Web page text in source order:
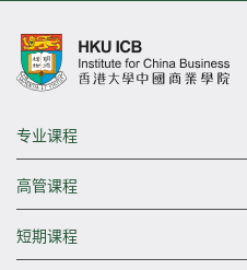
专业课程
高管课程
短期课程